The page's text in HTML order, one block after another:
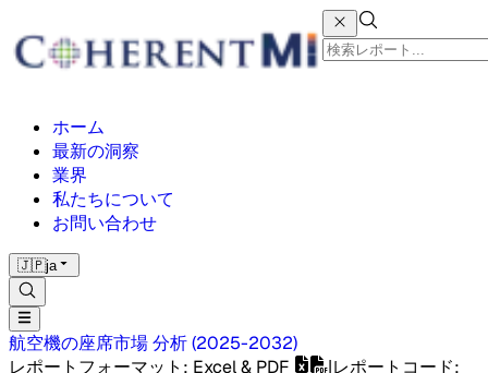
ホーム
最新の洞察
業界
私たちについて
お問い合わせ
🇯🇵ja
航空機の座席市場分析(2025-2032)
レポートフォーマット : Excel & PDF |レポートコード: